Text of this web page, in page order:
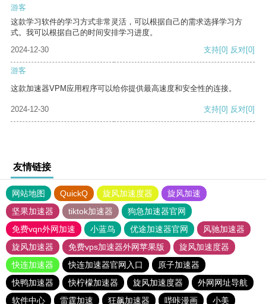
游客
这款学习软件的学习方式非常灵活，可以根据自己的需求选择学习方
式。我可以根据自己的时间安排学习进度。
2024-12-30
支持[0] 反对[0]
游客
这款加速器VPM应用程序可以给你提供最高速度和安全性的连接。
2024-12-30 支持[0] 反对[0]
友情链接
网站地图 QuickQ 旋风加速度器
旋风加速
坚果加速器
tiktok加速器
狗急加速器官网
免费vqn外网加速
小蓝鸟 优途加速器官网
风驰加速器
旋风加速器
免费vps加速器外网苹果版
旋风加速度器
快连加速器
快连加速器官网入口
原子加速器
快鸭加速器
快柠檬加速器 旋风加速度器
外网网址导航
软件中心
雷霆加速 狂飙加速器 哔咔漫画
小美